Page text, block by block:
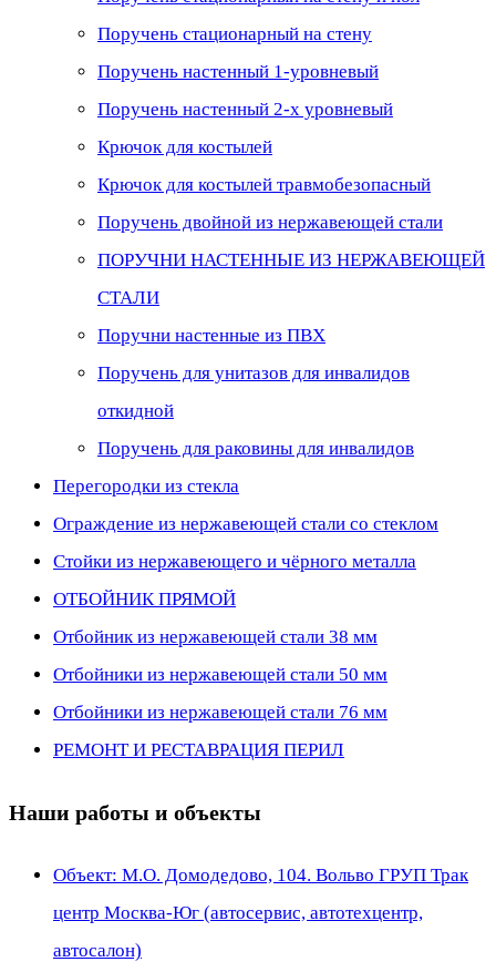
Поручень стационарный на стену
Поручень настенный 1-уровневый
Поручень настенный 2-х уровневый
Крючок для костылей
Крючок для костылей травмобезопасный
Поручень двойной из нержавеющей стали
ПОРУЧНИ НАСТЕННЫЕ ИЗ НЕРЖАВЕЮЩЕЙ
СТАЛИ
Поручни настенные из ПВХ
Поручень для унитазов для инвалидов
откидной
Поручень для раковины для инвалидов
Перегородки из стекла
Ограждение из нержавеющей стали со стеклом
Стойки из нержавеющего и чёрного металла
ОТБОЙНИК ПРЯМОЙ
Отбойник из нержавеющей стали 38 мм
Отбойники из нержавеющей стали 50 мм
Отбойники из нержавеющей стали 76 мм
РЕМОНТ И РЕСТАВРАЦИЯ ПЕРИЛ
Наши работы и объекты
Объект: М.О. Домодедово, 104. Вольво ГРУП Трак
центр Москва-Юг (автосервис, автотехцентр,
автосалон)